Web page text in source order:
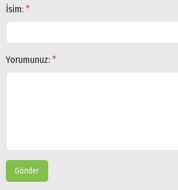
İsim: *
Yorumunuz: *
Gönder
Arama